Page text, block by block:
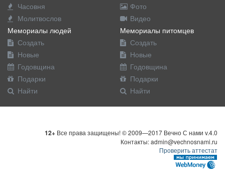
Часовня
Молитвослов
Фото
Видео
Мемориалы людей
Создать
Новые
Годовщина
Подарки
Найти
Мемориалы питомцев
Создать
Новые
Годовщина
Подарки
Найти
12+ Все права защищены! © 2009—2017 Вечно С нами v.4.0
Контакты: admin@vechnosnami.ru
Проверить аттестат